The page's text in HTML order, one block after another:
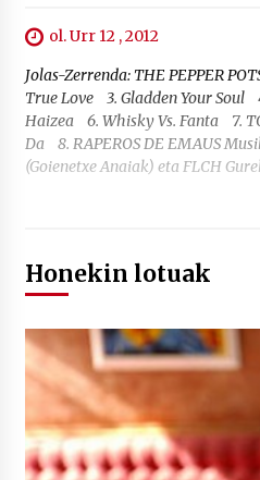
ol. Urr 12 , 2012
Jolas-Zerrenda: THE PEPPER
True Love 3. Gladden Your Soul
Haizea 6. Whisky Vs. Fanta 7.
Da 8. RAPEROS DE EMAUS
(Goienetxe Anaiak) eta FLCH
Honekin lotuak